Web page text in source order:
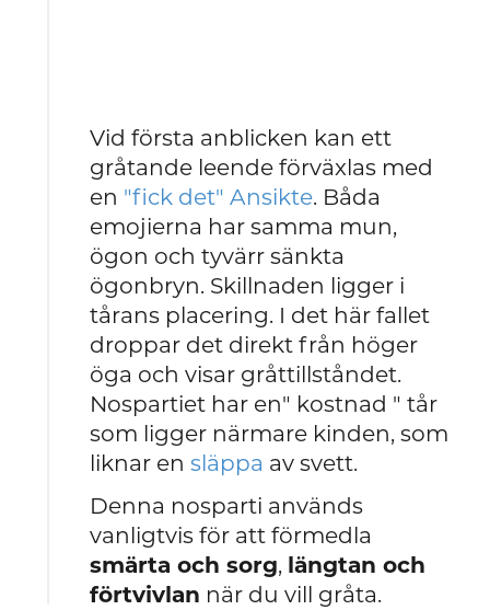
Vid första anblicken kan ett
gråtande leende förväxlas med
en "fick det" Ansikte. Båda
emojierna har samma mun,
ögon och tyvärr sänkta
ögonbryn. Skillnaden ligger i
tårans placering. I det här fallet
droppar det direkt från höger
öga och visar gråttillståndet.
Nospartiet har en" kostnad " tår
som ligger närmare kinden, som
liknar ensläppa av svett.
Denna nosparti används
vanligtvis för att förmedla
smärta och sorg, längtan och
förtvivlan när du vill gråta.